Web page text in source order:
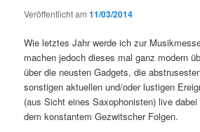
Veröffentlicht am11/03/2014
Wie letztes Jahr werde ich zur
machen jedoch dieses mal ganz modern
über die neusten Gadgets, die
sonstigen aktuellen und/oder lustigen
(aus Sicht eines Saxophonisten) live
dem konstantem Gezwitscher Folgen.